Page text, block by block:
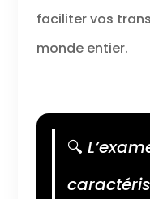
faciliter vos
monde entier.
🔍